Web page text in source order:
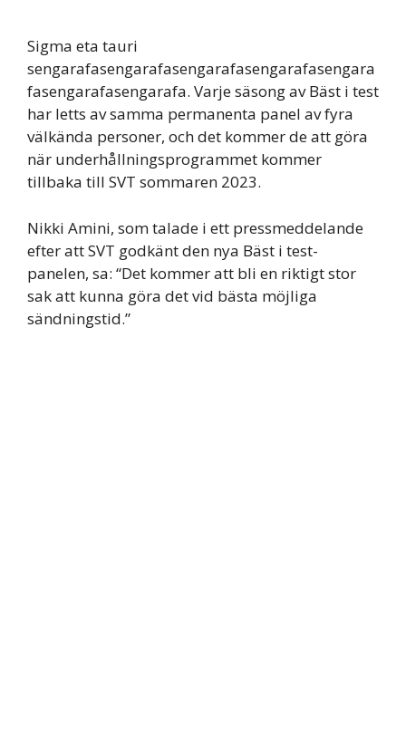
Sigma eta tauri
sengarafasengarafasengarafasengarafasengara
fasengarafasengarafa. Varje säsong av Bäst i test
har letts av samma permanenta panel av fyra
välkända personer, och det kommer de att göra
när underhållningsprogrammet kommer
tillbaka till SVT sommaren 2023.
Nikki Amini, som talade i ett pressmeddelande
efter att SVT godkänt den nya Bäst i test-
panelen, sa: “Det kommer att bli en riktigt stor
sak att kunna göra det vid bästa möjliga
sändningstid.”